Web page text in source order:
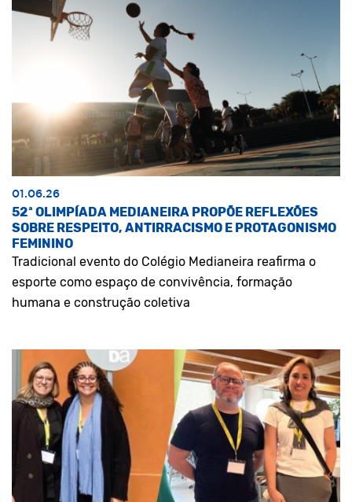
01.06.26
52ª OLIMPÍADA MEDIANEIRA PROPÕE REFLEXÕES
SOBRE RESPEITO, ANTIRRACISMO E PROTAGONISMO
FEMININO
Tradicional evento do Colégio Medianeira reafirma o
esporte como espaço de convivência, formação
humana e construção coletiva